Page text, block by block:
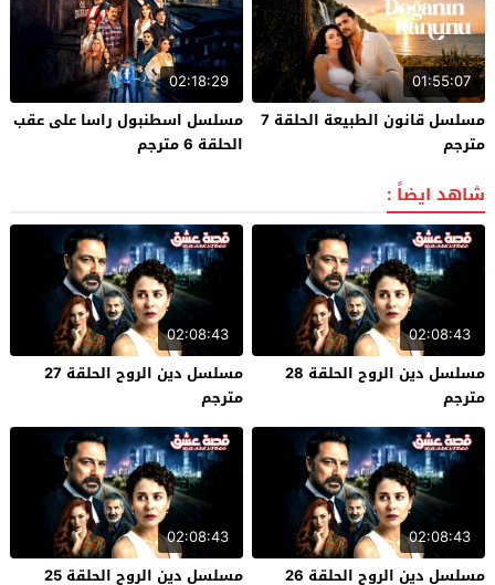
01:55:07
مسلسل قانون الطبيعة الحلقة 7
مترجم
02:18:29
مسلسل اسطنبول راسا على عقب
الحلقة 6 مترجم
شاهد ايضاً :
02:08:43
مسلسل دين الروح الحلقة 28
مترجم
02:08:43
مسلسل دين الروح الحلقة 27
مترجم
02:08:43
مسلسل دين الروح الحلقة 26
02:08:43
مسلسل دين الروح الحلقة 25